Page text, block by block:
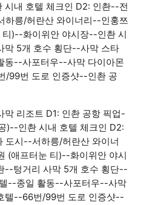
시내 호텔 체크인 D2: 인촨--전
하릉/허란산 와이너리--인훙쯔
티)--화이위안 야시장--인촨 시
막 5개 호수 횡단--사막 스타
동--사포터우--사막 다이아몬
/99번 도로 인증샷--인촨 공
리조트 D1: 인촨 공항 픽업-
)--인촨 시내 호텔 체크인 D2:
도시--서하릉/허란산 와이너
(애프터눈 티)--화이위안 야시
--텅거리 사막 5개 호수 횡단--
--종일 활동--사포터우--사막
텔--66번/99번 도로 인증샷--